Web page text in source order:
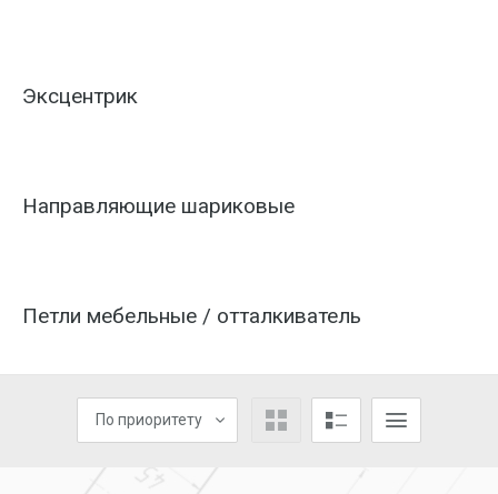
Эксцентрик
Направляющие шариковые
Петли мебельные / отталкиватель
По приоритету